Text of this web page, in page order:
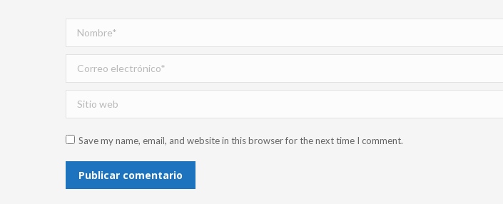
Save my name, email, and website in this browser for the next time I comment.
Publicar comentario